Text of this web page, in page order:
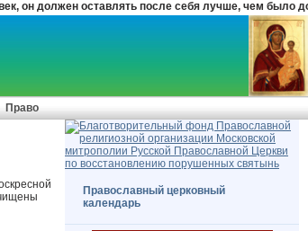
должен оставлять после себя лучше, чем было до
Право
Православный церковный
календарь